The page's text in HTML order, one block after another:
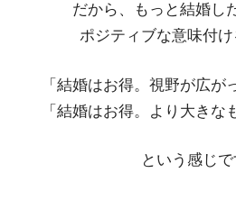
だから、もっと結婚し
ポジティブな意味付け
「結婚はお得。視野が広が
「結婚はお得。より大きな
という感じで